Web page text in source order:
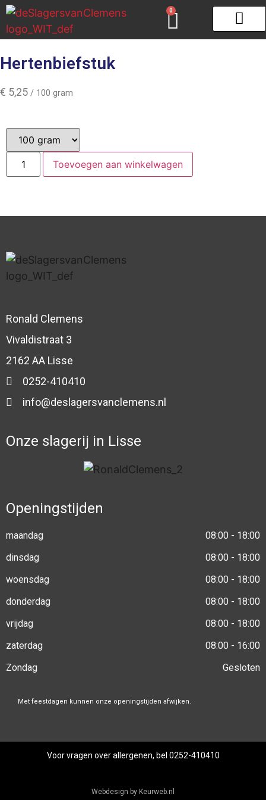
0
Hertenbiefstuk
€ 5,25 / 100 gram
Toevoegen aan winkelwagen
Ronald Clemens
Vivaldistraat 3
2162 AA Lisse
0252-410410
info@deslagersvanclemens.nl
Onze slagerij in Lisse
Openingstijden
maandag
08:00 - 18:00
dinsdag
08:00 - 18:00
woensdag
08:00 - 18:00
donderdag
08:00 - 18:00
vrijdag
08:00 - 18:00
zaterdag
08:00 - 16:00
Zondag
Gesloten
Met feestdagen kunnen onze openingstijden afwijken.
Voor vragen over allergenen, bel 0252-410410
Webdesign by Keurweb.nl